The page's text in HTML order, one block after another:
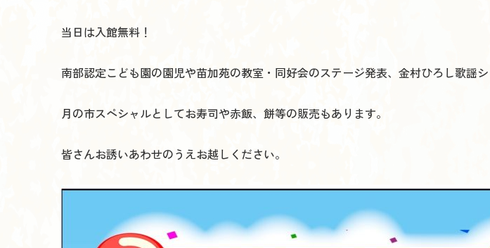
当日は入館無料！
南部認定こども園の園児や苗加苑の教室・同好会のステージ発表、金村ひろし歌謡
月の市スペシャルとしてお寿司や赤飯、餅等の販売もあります。
皆さんお誘いあわせのうえお越しください。